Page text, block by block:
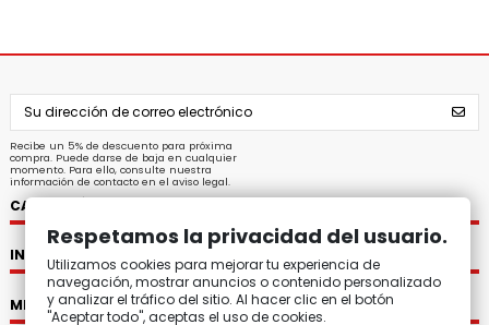
Recibe un 5% de descuento para próxima
compra. Puede darse de baja en cualquier
momento. Para ello, consulte nuestra
información de contacto en el aviso legal.
CATEGORÍAS
INFORMACIÓN
MI CUENTA
Respetamos la privacidad del usuario.
Utilizamos cookies para mejorar tu experiencia de
navegación, mostrar anuncios o contenido personalizado
y analizar el tráfico del sitio. Al hacer clic en el botón
"Aceptar todo", aceptas el uso de cookies.